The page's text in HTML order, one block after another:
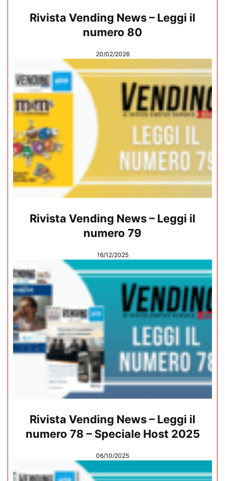
Rivista Vending News – Leggi il
numero 80
20/02/2026
Rivista Vending News – Leggi il
numero 79
16/12/2025
Rivista Vending News – Leggi il
numero 78 – Speciale Host 2025
06/10/2025